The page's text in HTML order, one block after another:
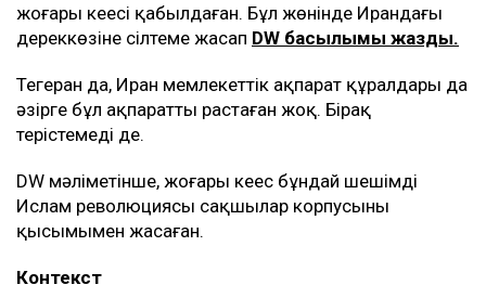
жоғары кеңесі қабылдаған. Бұл жөнінде Ирандағы
дереккөзіне сілтеме жасап DW басылымы жазды.
Тегеран да, Иран мемлекеттік ақпарат құралдары да
әзірге бұл ақпаратты растаған жоқ. Бірақ
терістемеді де.
DW мәліметінше, жоғары кеңес бұндай шешімді
Ислам революциясы сақшылар корпусының
қысымымен жасаған.
Контекст